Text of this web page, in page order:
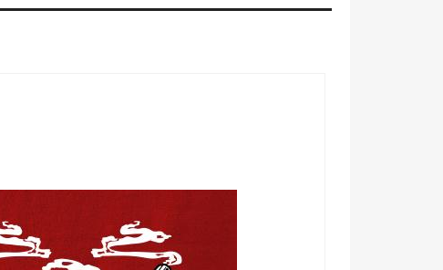
s revolvermi v oboch rukách a s postojom niekoho,
červená, modrá, zelená, žltá, oranžová a biela –